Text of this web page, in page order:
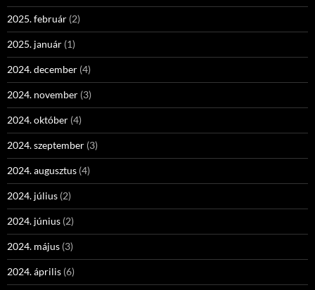
2025. február (2)
2025. január (1)
2024. december (4)
2024. november (3)
2024. október (4)
2024. szeptember (3)
2024. augusztus (4)
2024. július (2)
2024. június (2)
2024. május (3)
2024. április (6)